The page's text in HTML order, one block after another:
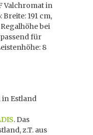
Valchromat in
Breite: 191 cm,
bei
für
8
in Estland
. Das
z.T. aus